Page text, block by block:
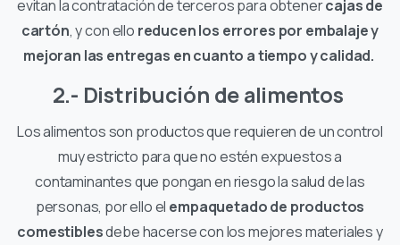
evitan la contratación de terceros para obtenercajas de
cartón, y con ello reducen los errores por embalaje y
mejoran las entregas en cuanto a tiempo y calidad.
2.- Distribución de alimentos
Los alimentos son productos que requieren de un control
muy estricto para que no estén expuestos a
contaminantes que pongan en riesgo la salud de las
personas, por ello el empaquetado de productos
comestiblesdebe hacerse con los mejores materiales y